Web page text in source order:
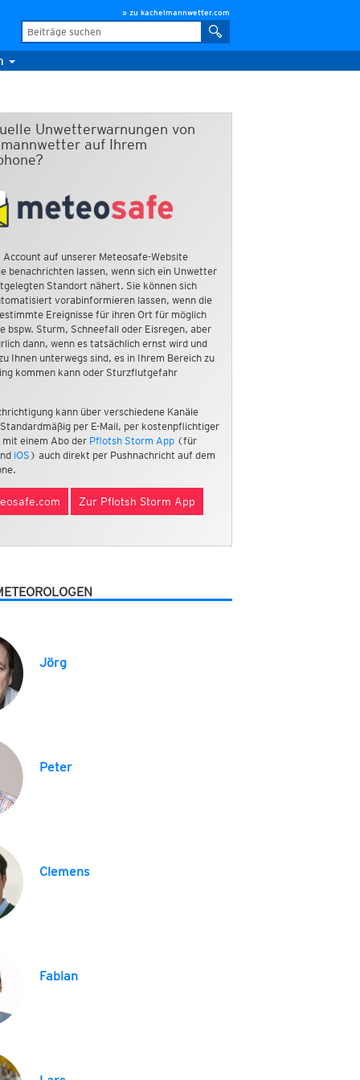
» zu kachelmannwetter.com
Unwetterwarnungen von
auf Ihrem
Account auf unserer Meteosafe-Website
benachrichten lassen, wenn sich ein Unwetter
Standort nähert. Sie können sich
vorabinformieren lassen, wenn die
Ereignisse für ihren Ort für möglich
bspw. Sturm, Schneefall oder Eisregen, aber
dann, wenn es tatsächlich ernst wird und
Ihnen unterwegs sind, es in Ihrem Bereich zu
kommen kann oder Sturzflutgefahr
kann über verschiedene Kanäle
per E-Mail, per kostenpflichtiger
mit einem Abo der Pflotsh Storm App(für
iOS ) auch direkt per Pushnachricht auf dem
Zur Pflotsh Storm App
Jörg
Peter
Clemens
Fabian